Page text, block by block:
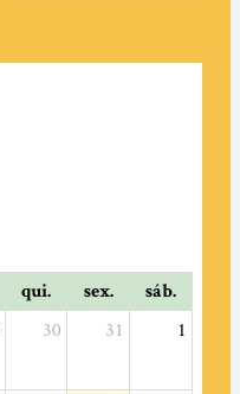
qui. sex. sáb.
30 31 1